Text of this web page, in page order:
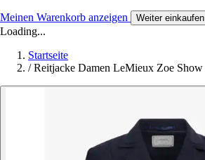
Meinen Warenkorb anzeigen Weiter einkaufen
Loading...
Startseite
/ Reitjacke Damen LeMieux Zoe Show